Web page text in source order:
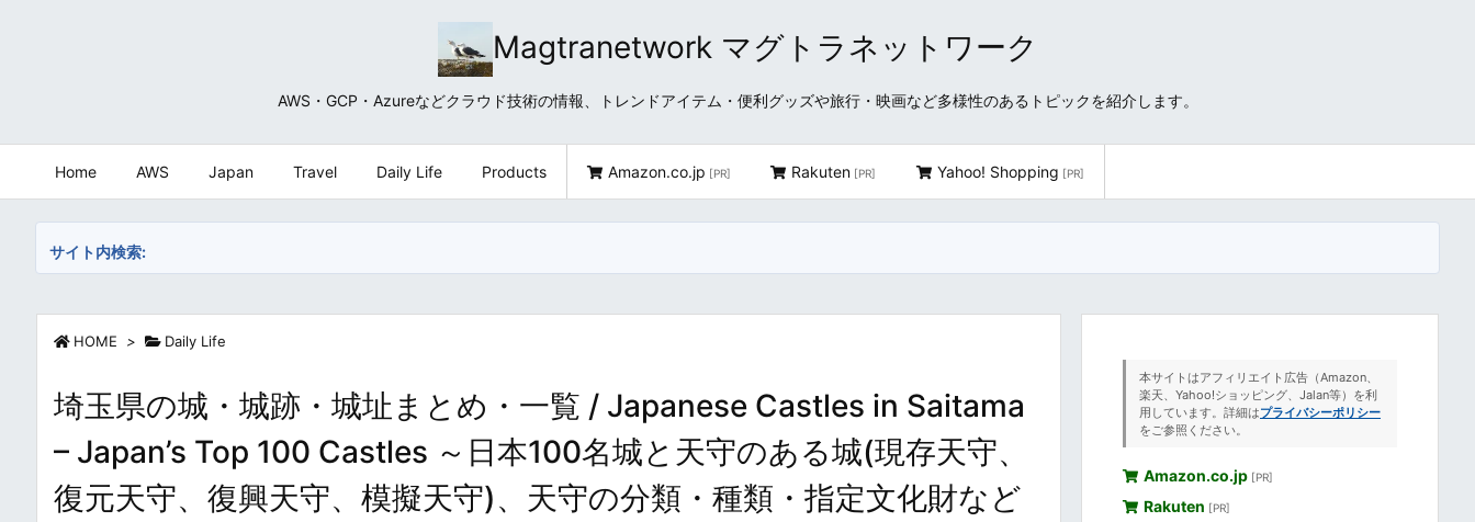
Magtranetwork マグトラネットワーク
AWS・GCP・Azureなどクラウド技術の情報、トレンドアイテム・便利グッズや旅行・映画など多様性のあるトピックを紹介します。
Home AWS Japan Travel Daily Life Products Amazon.co.jp [PR] Rakuten [PR] Yahoo! Shopping [PR]
サイト内検索:
HOME > Daily Life
埼玉県の城・城跡・城址まとめ・一覧 / Japanese Castles in Saitama
– Japan’s Top 100 Castles ～日本100名城と天守のある城(現存天守、
復元天守、復興天守、模擬天守)、天守の分類・種類・指定文化財など
本サイトはアフィリエイト広告（Amazon、
楽天、Yahoo!ショッピング、Jalan等）を利
用しています。詳細はプライバシーポリシー
をご参照ください。
Amazon.co.jp [PR]
Rakuten [PR]